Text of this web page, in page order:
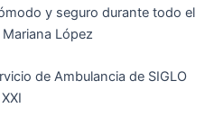
y seguro durante todo el
López
de Ambulancia de SIGLO
XXI